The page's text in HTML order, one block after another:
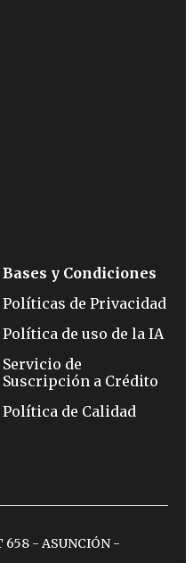
Bases y Condiciones
Políticas de Privacidad
Política de uso de la IA
Servicio de
Suscripción a Crédito
Política de Calidad
658 - ASUNCIÓN -